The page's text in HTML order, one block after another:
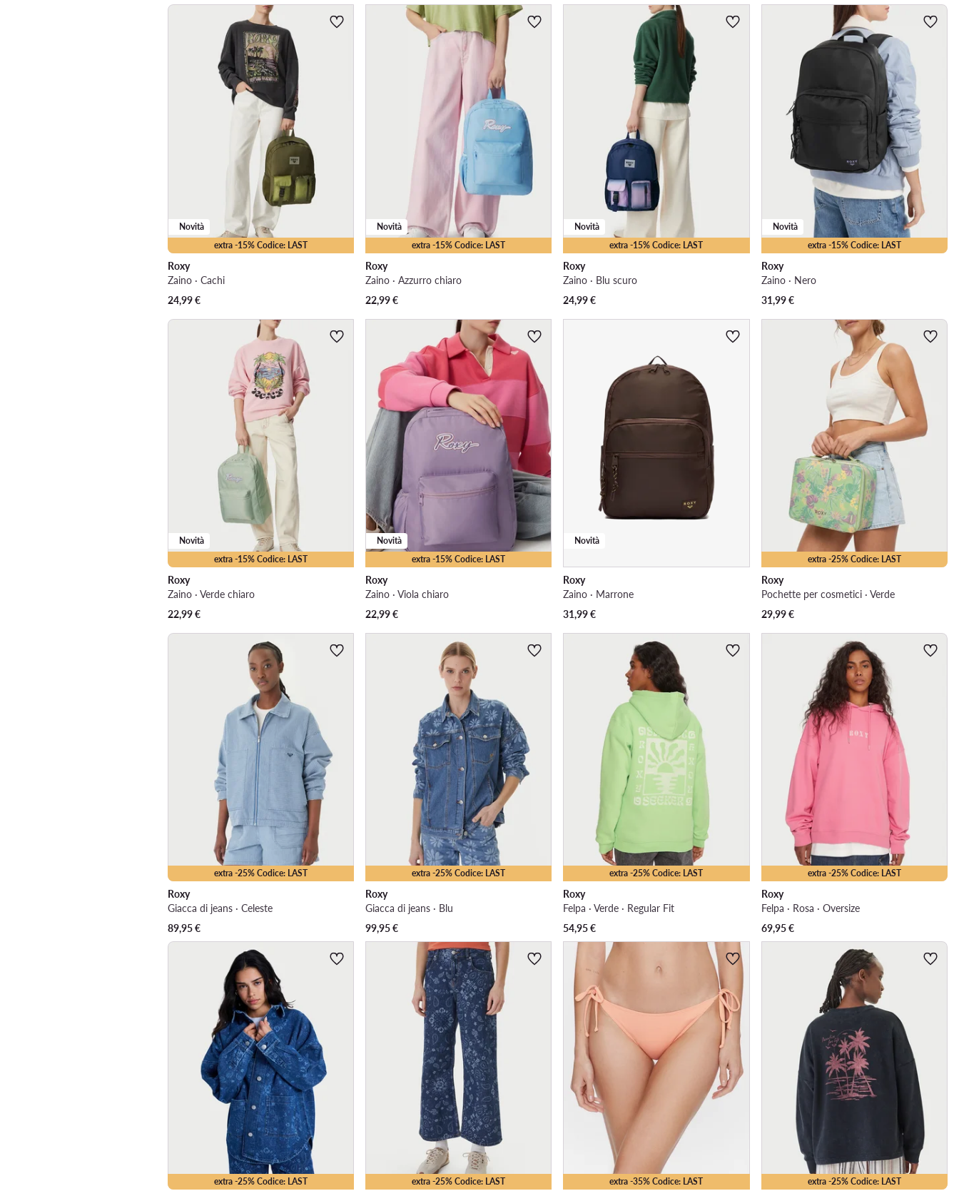
extra -15% Codice: LAST
Novità
Roxy
Zaino · Cachi
24,99€
extra -15% Codice: LAST
Novità
Roxy
Zaino · Azzurro chiaro
22,99€
extra -15% Codice: LAST
Novità
Roxy
Zaino · Blu scuro
24,99€
extra -15% Codice: LAST
Novità
Roxy
Zaino · Nero
31,99€
extra -15% Codice: LAST
Novità
Roxy
Zaino · Verde chiaro
22,99€
extra -15% Codice: LAST
Novità
Roxy
Zaino · Viola chiaro
22,99€
Novità
Roxy
Zaino · Marrone
31,99€
extra -25% Codice: LAST
Roxy
Pochette per cosmetici · Verde
29,99€
extra -25% Codice: LAST
Roxy
Giacca di jeans · Celeste
89,95€
extra -25% Codice: LAST
Roxy
Giacca di jeans · Blu
99,95€
extra -25% Codice: LAST
Roxy
Felpa · Verde · Regular Fit
54,95€
extra -25% Codice: LAST
Roxy
Felpa · Rosa · Oversize
69,95€
extra -25% Codice: LAST extra -25% Codice: LAST extra -35% Codice: LAST extra -25% Codice: LAST